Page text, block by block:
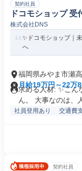
契約社員
ドコモショップ 受
株式会社DNS
✨ドコモショップ｜
へ
福岡県みやま市瀬
月給19万円～22万
求める人材: ✨こん
ん。 大事なのは、
社員登用あり 交通費
契約社員